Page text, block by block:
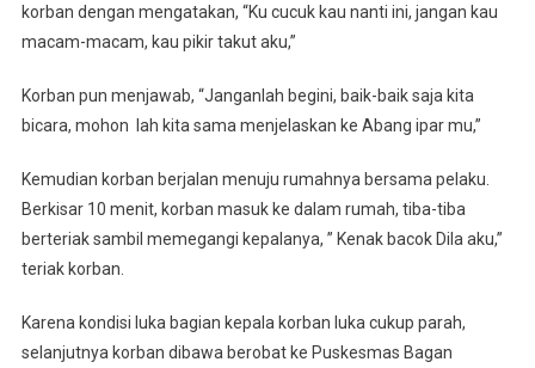
korban dengan mengatakan, “Ku cucuk kau nanti ini, jangan kau
macam-macam, kau pikir takut aku,”
Korban pun menjawab, “Janganlah begini, baik-baik saja kita
bicara, mohon lah kita sama menjelaskan ke Abang ipar mu,”
Kemudian korban berjalan menuju rumahnya bersama pelaku.
Berkisar 10 menit, korban masuk ke dalam rumah, tiba-tiba
berteriak sambil memegangi kepalanya, ” Kenak bacok Dila aku,”
teriak korban.
Karena kondisi luka bagian kepala korban luka cukup parah,
selanjutnya korban dibawa berobat ke Puskesmas Bagan